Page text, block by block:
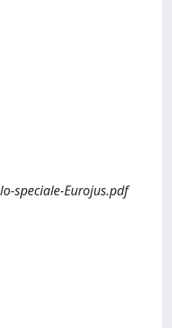
speciale-Eurojus.pdf